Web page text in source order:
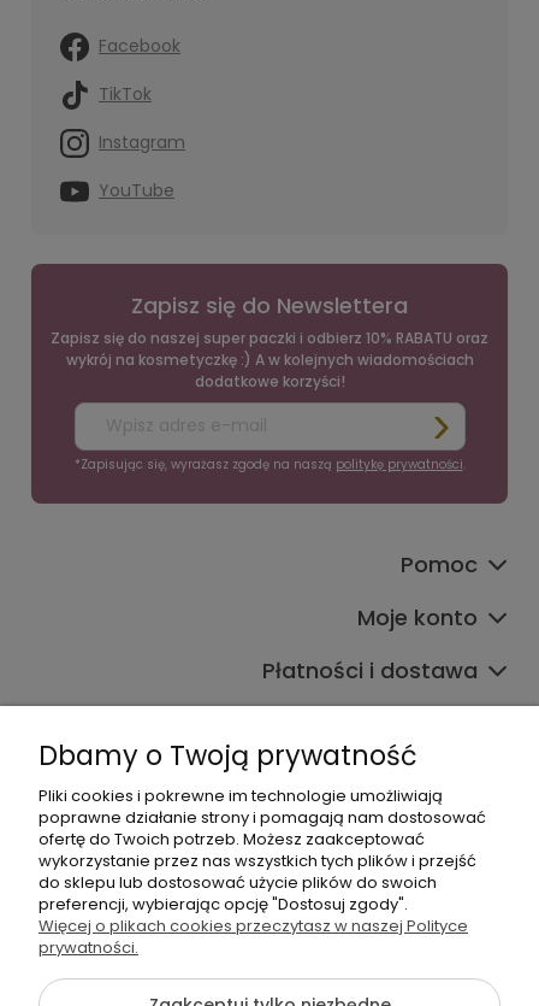
Facebook
TikTok
Instagram
YouTube
Zapisz się do Newslettera
Zapisz się do naszej super paczki i odbierz 10% RABATU oraz
wykrój na kosmetyczkę :) A w kolejnych wiadomościach
dodatkowe korzyści!
*Zapisując się, wyrażasz zgodę na naszą politykę prywatności.
Pomoc
Moje konto
Płatności i dostawa
+48 605 141 363
Dbamy o Twoją prywatność
Pliki cookies i pokrewne im technologie umożliwiają
poprawne działanie strony i pomagają nam dostosować
ofertę do Twoich potrzeb. Możesz zaakceptować
wykorzystanie przez nas wszystkich tych plików i przejść
do sklepu lub dostosować użycie plików do swoich
preferencji, wybierając opcję "Dostosuj zgody".
Więcej o plikach cookies przeczytasz w naszej Polityce
prywatności.